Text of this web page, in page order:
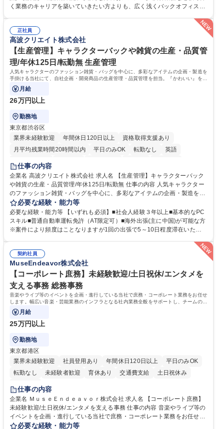
理、提示支払業務、問い合わせ対応など。 社員とのコミュニケーションを
は幅広い業務に携わり、意見やアイデアなど積極的に発信しやすい環境で
す。 募集職種 【東京/総務・経理・人事】老舗出版社の管理部スタッフ/年
休124日/未経験歓迎
く業務のキャリアを築いていきたい方よりも、広く浅くバックオフィスの
正社員
高波クリエイト株式会社
【生産管理】キャラクターバックや雑貨の生産・品質管
理/年休125日/転勤無 生産管理
人気キャラクターのファッション雑貨・バッグを中心に、多彩なアイテムの企画・製造を
手掛ける当社にて、自社企画・開発商品の生産管理・品質管理を担当。『かわいい』を届
けるやりがいのあるポジションです。
月給
26万円以上
勤務地
東京都渋谷区
業界未経験歓迎
年間休日120日以上
資格取得支援あり
月平均残業時間20時間以内
平日のみOK 転勤なし
英語
住宅手当あり
完全週休2日制
交通費支給 駅近5分以内 中国語 土日祝休み
仕事の内容
企業名 高波クリエイト株式会社 求人名 【生産管理】キャラクターバック
や雑貨の生産・品質管理/年休125日/転勤無 仕事の内容 人気キャラクター
のファッション雑貨・バッグを中心に、多彩なアイテムの企画・製造を手
掛ける当社にて、自社企画・開発商品の生産管理・品質管理を担当。『か
わいい』を届けるやりがいのあるポジションです。 有名ブランドやキャラ
クターライセンスを活用した商品の企画・開発・販売を行っています。企
画段階から納品まで、商品の製造に関わる全てのプロセスにおいて、生産
場へ見積依頼・価格交渉、サンプルの品質確認や検査の手配、ライセンス
元様とのやり取り、輸入関連の書類の管理、国内倉庫での品質チェック、
工場開拓などがございます。 募集職種 【生産管理】キャラクターバック
や雑貨の生産・品質管理/年休125日/転勤無
必要な経験・能力等
必要な経験・能力等 【いずれも必須】■社会人経験３年以上■基本的なPC
スキル■普通自動車運転免許（AT限定可）■海外出張(主に中国)が可能な方
※案件により頻度はことなりますが1回の出張で5～10日程度滞在いただ
め、『コツコツと実直に取り組める方』 ・工場やライセンス元を含む社内
外関係者と友好なコミュニケーションが取れる方 ※折衝は営業担当がメイ
ンで行います。 学歴・資格 学歴：大学院 大学 高専 短大 専修学校 高校 語
学力： 資格：
契約社員
MuseEndeavor株式会社
【コーポレート庶務】未経験歓迎/土日祝休/エンタメを
支える事務 総務事務
音楽やライブ等のイベントを企画・進行している当社で庶務・コーポレート業務をお任せ
します。幅広い音楽・芸能業務のインフラとなる社内業務全般をサポートし、チームの円
滑な運営を支えていただきます。
月給
25万円以上
勤務地
東京都港区
業界未経験歓迎
社員登用あり 年間休日120日以上
平日のみOK
転勤なし
未経験者歓迎 育休あり 交通費支給
土日祝休み
服装自由
仕事の内容
企業名 ＭｕｓｅＥｎｄｅａｖｏｒ株式会社 求人名 【コーポレート庶務】
未経験歓迎/土日祝休/エンタメを支える事務 仕事の内容 音楽やライブ等の
イベントを企画・進行している当社で庶務・コーポレート業務をお任せし
ます。幅広い音楽・芸能業務のインフラとなる社内業務全般をサポート
必要な経験・能力等